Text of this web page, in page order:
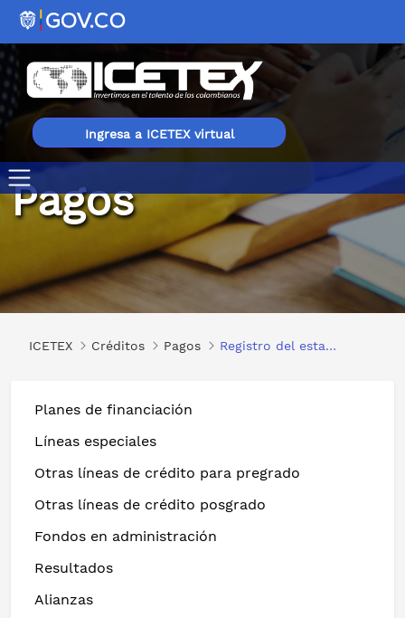
Ingresa a ICETEX virtual
Registro del estado de terminación del crédito
Pagos
ICETEX Créditos Pagos Registro del estado de terminación del crédito
Planes de financiación
Líneas especiales
Otras líneas de crédito para pregrado
Otras líneas de crédito posgrado
Fondos en administración
Resultados
Alianzas